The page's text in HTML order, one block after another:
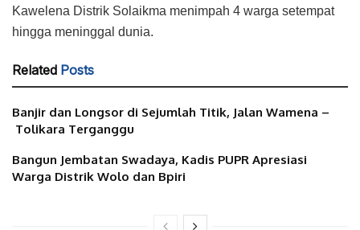
Kawelena Distrik Solaikma menimpah 4 warga setempat
hingga meninggal dunia.
Related Posts
Banjir dan Longsor di Sejumlah Titik, Jalan Wamena –
Tolikara Terganggu
Bangun Jembatan Swadaya, Kadis PUPR Apresiasi
Warga Distrik Wolo dan Bpiri